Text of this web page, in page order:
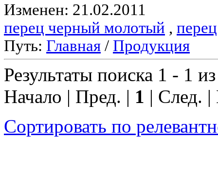
Изменен: 21.02.2011
перец черный молотый , перец
Путь: Главная / Продукция
Результаты поиска 1 - 1
Начало | Пред. | 1 | След.
Сортировать по